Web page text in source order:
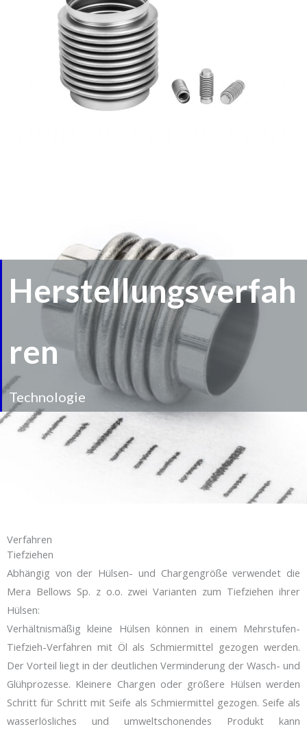
Herstellungsverfah
ren
Technologie
Verfahren
Tiefziehen
Abhängig von der Hülsen- und Chargengröße verwendet die
Mera Bellows Sp. z o.o. zwei Varianten zum Tiefziehen ihrer
Hülsen:
Verhältnismäßig kleine Hülsen können in einem Mehrstufen-
Tiefzieh-Verfahren mit Öl als Schmiermittel gezogen werden.
Der Vorteil liegt in der deutlichen Verminderung der Wasch- und
Glühprozesse. Kleinere Chargen oder größere Hülsen werden
Schritt für Schritt mit Seife als Schmiermittel gezogen. Seife als
wasserlösliches und umweltschonendes Produkt kann